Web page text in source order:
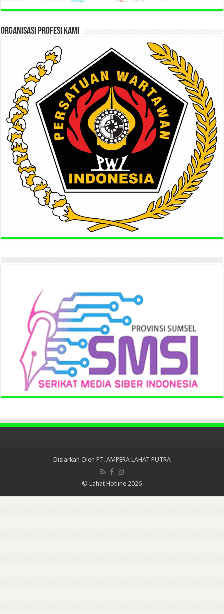
ORGANISASI PROFESI KAMI
Disiarkan Oleh PT. AMPERA LAHAT PUTRA
© Lahat Hotline 2026